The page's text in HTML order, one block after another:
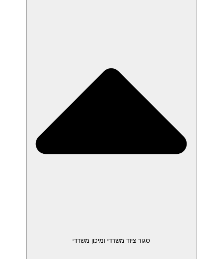
סגור ציוד משרדי ומיכון משרדי